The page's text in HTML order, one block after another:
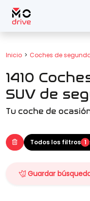
Inicio Coches de
1410
SUV de
Tu coche de
Todos los filtros 1
Guardar
Todos los
Marca
(Elige una o
(Elige uno o
Precio